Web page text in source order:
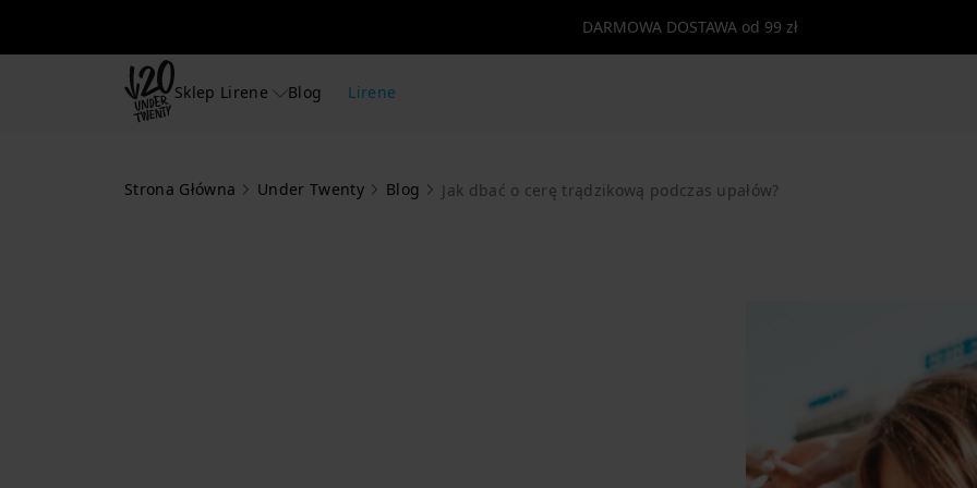
DARMOWA DOSTAWA od 99 zł
Sklep Lirene Blog Lirene
Strona Główna Under Twenty Blog Jak dbać o cerę trądzikową podczas upałów?